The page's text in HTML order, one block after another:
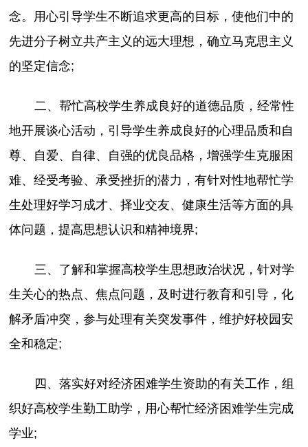
念。用心引导学生不断追求更高的目标，使他们中的
先进分子树立共产主义的远大理想，确立马克思主义
的坚定信念;
二、帮忙高校学生养成良好的道德品质，经常性
地开展谈心活动，引导学生养成良好的心理品质和自
尊、自爱、自律、自强的优良品格，增强学生克服困
难、经受考验、承受挫折的潜力，有针对性地帮忙学
生处理好学习成才、择业交友、健康生活等方面的具
体问题，提高思想认识和精神境界;
三、了解和掌握高校学生思想政治状况，针对学
生关心的热点、焦点问题，及时进行教育和引导，化
解矛盾冲突，参与处理有关突发事件，维护好校园安
全和稳定;
四、落实好对经济困难学生资助的有关工作，组
织好高校学生勤工助学，用心帮忙经济困难学生完成
学业;